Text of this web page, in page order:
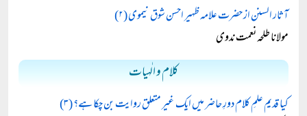
آثار السنن از حضرت علامہ ظہیر احسن شوق نیموی (۲)
مولانا طلحہ نعمت ندوی
کلام و الٰہیات
کیا قدیم علمِ کلام دورِ حاضر میں ایک غیر متعلق روایت بن چکا ہے؟ (۳)